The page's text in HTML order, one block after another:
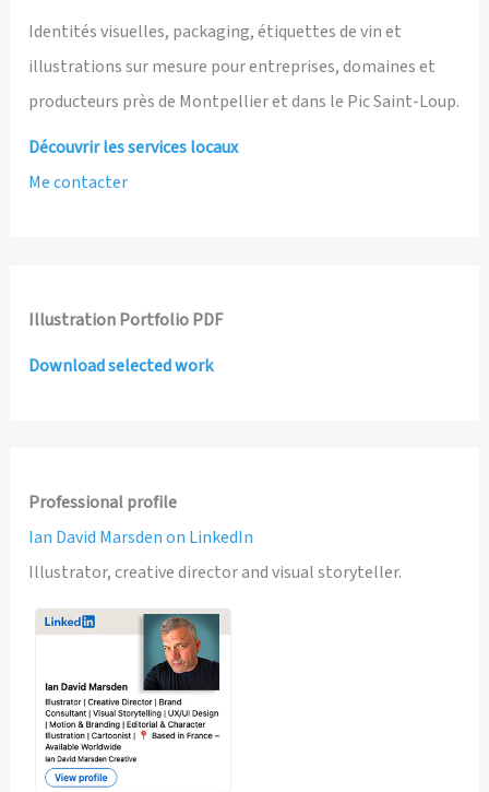
Identités visuelles, packaging, étiquettes de vin et
illustrations sur mesure pour entreprises, domaines et
producteurs près de Montpellier et dans le Pic Saint-Loup.
Découvrir les services locaux
Me contacter
Illustration Portfolio PDF
Download selected work
Professional profile
Ian David Marsden on LinkedIn
Illustrator, creative director and visual storyteller.